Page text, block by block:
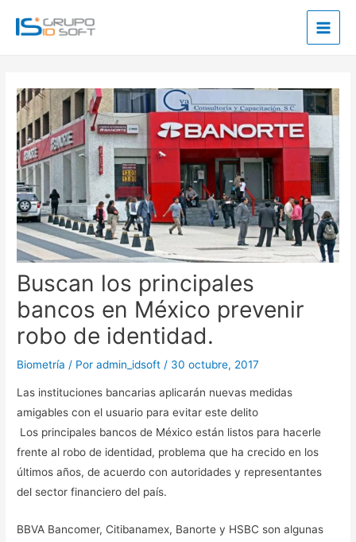
Main
Buscan los principales
bancos en México prevenir
robo de identidad.
Biometría / Poradmin_idsoft / 30 octubre, 2017
Las instituciones bancarias aplicarán nuevas medidas
amigables con el usuario para evitar este delito
Los principales bancos de México están listos para hacerle
frente al robo de identidad, problema que ha crecido en los
últimos años, de acuerdo con autoridades y representantes
del sector financiero del país.
BBVA Bancomer, Citibanamex, Banorte y HSBC son algunas